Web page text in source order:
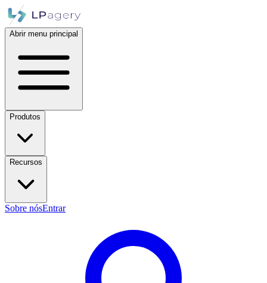
Abrir menu principal
Produtos
Recursos
Sobre nósEntrar